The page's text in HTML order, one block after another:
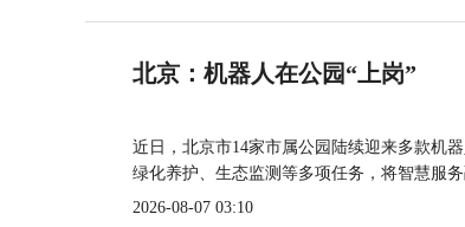
北京：机器人在公园“上岗”
近日，北京市14家市属公园陆续迎来多款机
绿化养护、生态监测等多项任务，将智慧服务
2026-08-07 03:10